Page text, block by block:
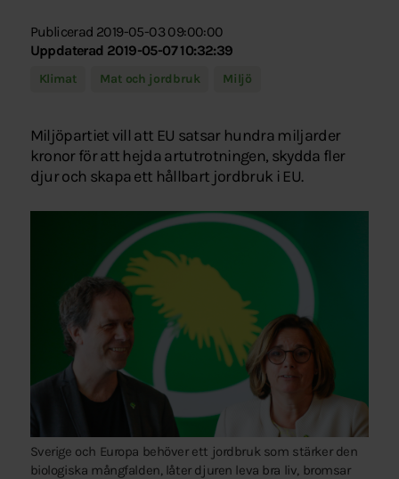
Publicerad 2019-05-03 09:00:00
Uppdaterad 2019-05-07 10:32:39
Klimat Mat och jordbruk Miljö
Miljöpartiet vill att EU satsar hundra miljarder
kronor för att hejda artutrotningen, skydda fler
djur och skapa ett hållbart jordbruk i EU.
Sverige och Europa behöver ett jordbruk som stärker den
biologiska mångfalden, låter djuren leva bra liv, bromsar